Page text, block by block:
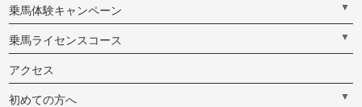
乗馬体験キャンペーン ▼
乗馬ライセンスコース ▼
アクセス
初めての方へ ▼